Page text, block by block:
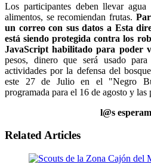
Los participantes deben llevar
alimentos, se recomiendan frutas.
un correo con sus datos a Esta
está siendo protegida contra los
JavaScript habilitado para poder
pesos, dinero que será usado
actividades por la defensa del
este 27 de Julio en el "Negro
programada para el 16 de agosto y las
l@s
Related Articles